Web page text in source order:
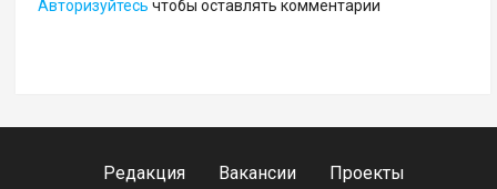
Авторизуйтесь чтобы оставлять комментарии
Редакция Вакансии
Проекты